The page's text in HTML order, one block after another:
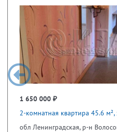
1 650 000 ₽
2-комнатная квартира 45.6
обл Ленинградская, р-н